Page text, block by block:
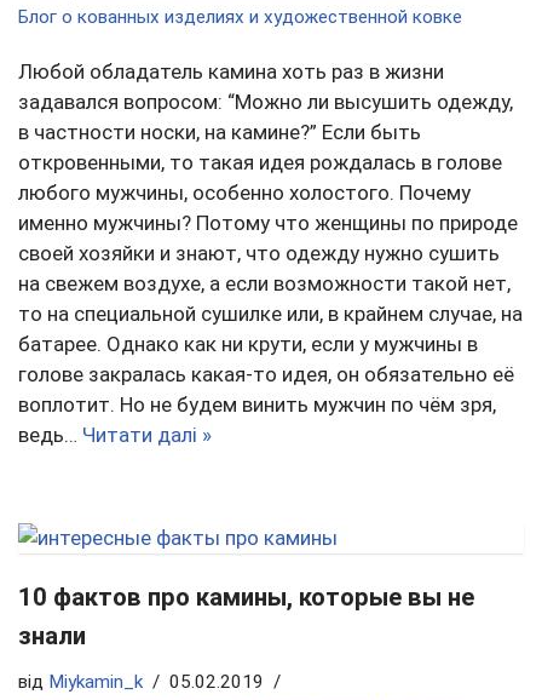
Блог о кованных изделиях и художественной ковке
Любой обладатель камина хоть раз в жизни
задавался вопросом: “Можно ли высушить одежду,
в частности носки, на камине?” Если быть
откровенными, то такая идея рождалась в голове
любого мужчины, особенно холостого. Почему
именно мужчины? Потому что женщины по природе
своей хозяйки и знают, что одежду нужно сушить
на свежем воздухе, а если возможности такой нет,
то на специальной сушилке или, в крайнем случае, на
батарее. Однако как ни крути, если у мужчины в
голове закралась какая-то идея, он обязательно её
воплотит. Но не будем винить мужчин по чём зря,
ведь… Читати далі »
10 фактов про камины, которые вы не
знали
від Miykamin_k
05.02.2019